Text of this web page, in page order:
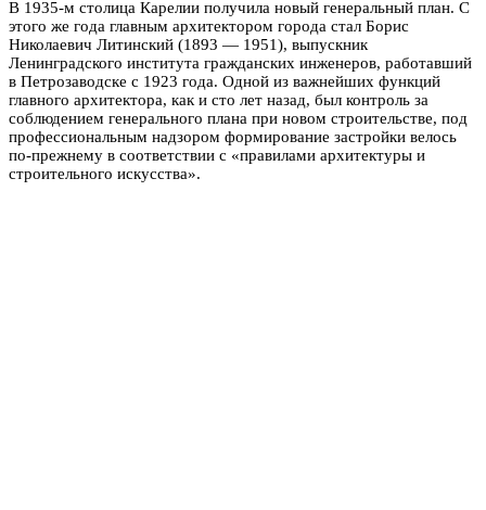
В 1935-м столица Карелии получила новый генеральный план. С
этого же года главным архитектором города стал Борис
Николаевич Литинский (1893 — 1951), выпускник
Ленинградского института гражданских инженеров, работавший
в Петрозаводске с 1923 года. Одной из важнейших функций
главного архитектора, как и сто лет назад, был контроль за
соблюдением генерального плана при новом строительстве, под
профессиональным надзором формирование застройки велось
по-прежнему в соответствии с «правилами архитектуры и
строительного искусства».